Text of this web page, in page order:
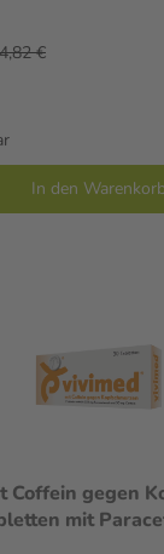
4,82 €
In den
Coffein gegen
mit